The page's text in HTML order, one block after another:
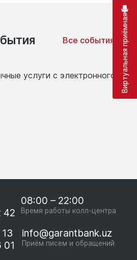
Все события
услуги с электронного
42
08:00 – 22:00
Время работы колл-центра
01
info@garantbank.uz
Приём писем и обращений
Виртуальная приёмная